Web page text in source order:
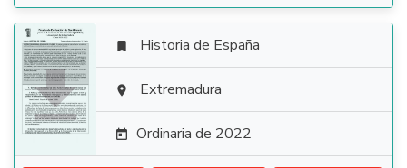

 Historia de España
 Extremadura
 Ordinaria de 2022